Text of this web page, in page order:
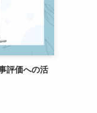
評価への活